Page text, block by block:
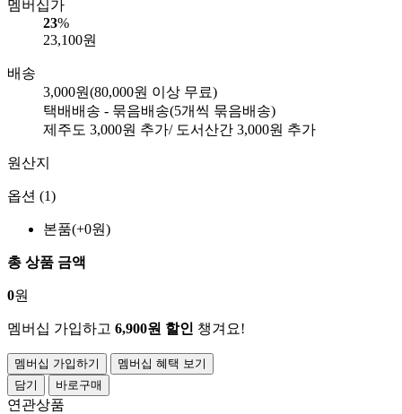
멤버십가
23%
23,100원
배송
3,000원(80,000원 이상 무료)
택배배송 - 묶음배송(5개씩 묶음배송)
제주도 3,000원 추가/ 도서산간 3,000원 추가
원산지
옵션 (1)
본품(+0원)
총 상품 금액
0원
멤버십 가입하고 6,900원 할인 챙겨요!
멤버십 가입하기
멤버십 혜택 보기
담기
바로구매
연관상품